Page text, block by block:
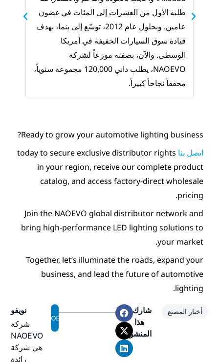
إلى المئات في غضون
عامين. وبحلول عام 2012، توسّع إلى بنما، بهدف
الخفيفة في أمريكا
موزعاً لشركة
NAOEVO، يطلب داني 120,000 مجموعة سنوياً،
في فنزويلا، واستثمر بكثافة
التجارية. واليوم، يساهم نجاحه
Ready to grow your
today to secure exclusive
in your region, receive
catalog, and access
Join the NAOEVO global
bring high-performance LED
Together, let’s illuminate
business, and lead the
نويفو
NAOEVO
هي شركة